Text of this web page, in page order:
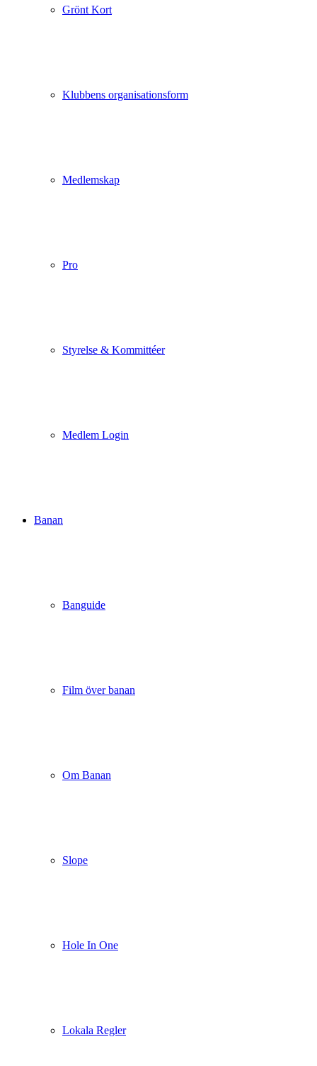
Grönt Kort
Klubbens organisationsform
Medlemskap
Pro
Styrelse & Kommittéer
Medlem Login
Banan
Banguide
Film över banan
Om Banan
Slope
Hole In One
Lokala Regler